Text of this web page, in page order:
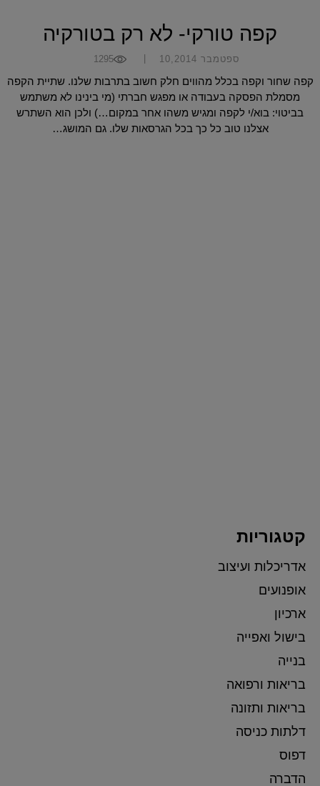
קפה טורקי- לא רק בטורקיה
ספטמבר 10,2014 1295
קפה שחור וקפה בכלל מהווים חלק חשוב בתרבות שלנו. שתיית הקפה
מסמלת הפסקה בעבודה או מפגש חברתי (מי בינינו לא משתמש
בביטוי: בוא/י לקפה ומגיש משהו אחר במקום…) ולכן הוא השתרש
אצלנו טוב כל כך בכל הגרסאות שלו. גם המושג…
קטגוריות
אדריכלות ועיצוב
אופנועים
ארכיון
בישול ואפייה
בנייה
בריאות ורפואה
בריאות ותזונה
דלתות כניסה
דפוס
הדברה